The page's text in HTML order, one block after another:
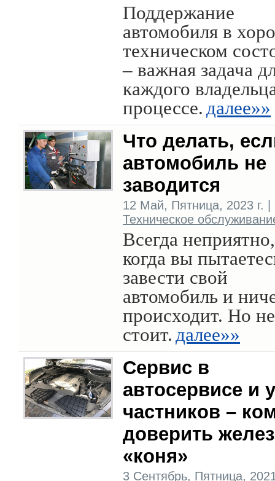
Поддержание
автомобиля в
техническом
– важная задача
каждого
процессе. далее»»
Что делать,
автомобиль не
заводится
12 Май, Пятница, 2023 г. |
Техническое
Всегда неприятно,
когда вы
завести свой
автомобиль и
происходит. Но не
стоит. далее»»
Сервис в
автосервисе и у
частников –
доверить
«коня»
3 Сентябрь, Пятница,